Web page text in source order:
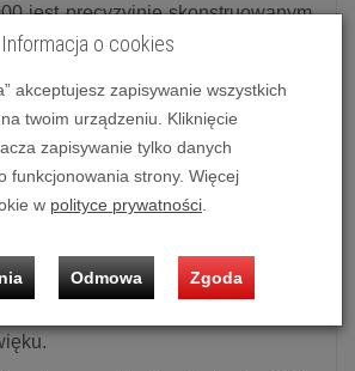
jest precyzyjnie skonstruowanym
dla stanowisk DJ-skich,
Rezultatem jest znajomy
z kilkoma ulepszeniami nowej
system napędu bezpośredniego o
obrotowym, sterowanie multi-
zasilające i audio. Jest solidnie
aby zapewnić doskonałe tłumienie
Informacja o cookies
akceptujesz zapisywanie wszystkich
twoim urządzeniu. Kliknięcie
zapisywanie tylko danych
funkcjonowania strony. Więcej
w polityce prywatności
Odmowa Zgoda